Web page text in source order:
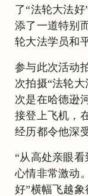
了“法轮大法
添了一道特别
轮大法学员和
参与此次活动
次拍摄“法轮
次是在哈德逊
接登上飞机，
经历都令他深
“从高处亲眼
心情非常激动
好”横幅飞越